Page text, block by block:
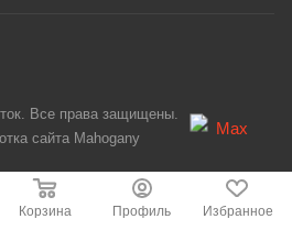
Корзина Профиль Избранное
Все права защищены.
сайта Mahogany